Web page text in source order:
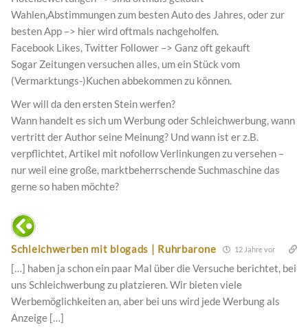
Wahlen,Abstimmungen zum besten Auto des Jahres, oder zur
besten App –> hier wird oftmals nachgeholfen.
Facebook Likes, Twitter Follower –> Ganz oft gekauft
Sogar Zeitungen versuchen alles, um ein Stück vom
(Vermarktungs-)Kuchen abbekommen zu können.
Wer will da den ersten Stein werfen?
Wann handelt es sich um Werbung oder Schleichwerbung, wann
vertritt der Author seine Meinung? Und wann ist er z.B.
verpflichtet, Artikel mit nofollow Verlinkungen zu versehen –
nur weil eine große, marktbeherrschende Suchmaschine das
gerne so haben möchte?
Schleichwerben mit blogads | Ruhrbarone 12 Jahre vor
[…] haben ja schon ein paar Mal über die Versuche berichtet, bei
uns Schleichwerbung zu platzieren. Wir bieten viele
Werbemöglichkeiten an, aber bei uns wird jede Werbung als
Anzeige […]